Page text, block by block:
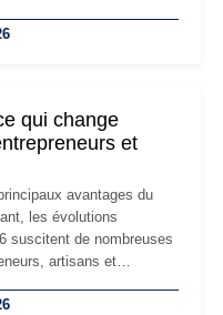
à un environnement
qui change
et
avantages du
les évolutions
suscitent de nombreuses
artisans et
la TVA : les règles